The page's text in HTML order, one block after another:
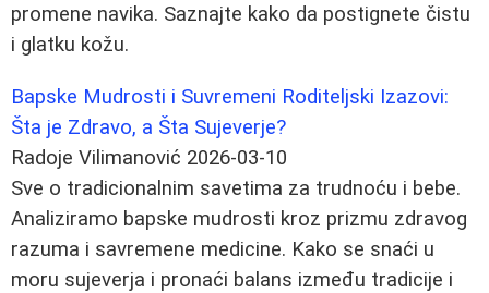
promene navika. Saznajte kako da postignete čistu
i glatku kožu.
Bapske Mudrosti i Suvremeni Roditeljski Izazovi:
Šta je Zdravo, a Šta Sujeverje?
Radoje Vilimanović 2026-03-10
Sve o tradicionalnim savetima za trudnoću i bebe.
Analiziramo bapske mudrosti kroz prizmu zdravog
razuma i savremene medicine. Kako se snaći u
moru sujeverja i pronaći balans između tradicije i